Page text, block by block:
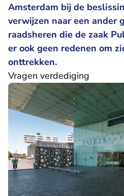
Amsterdam bij de
verwijzen naar een ander
raadsheren die de zaak
er ook geen redenen om
onttrekken.
Vragen verdediging